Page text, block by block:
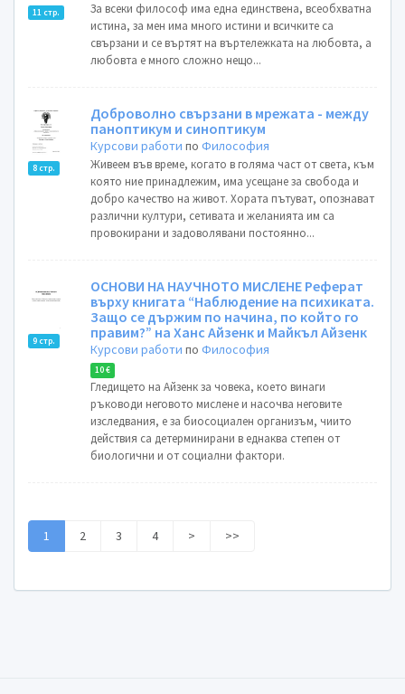
11 стр.
За всеки философ има една единствена, всеобхватна
истина, за мен има много истини и всичките са
свързани и се въртят на въртележката на любовта, а
любовта е много сложно нещо...
8 стр.
Доброволно свързани в мрежата - между
паноптикум и синоптикум
Курсови работи поФилософия
Живеем във време, когато в голяма част от света, към
която ние принадлежим, има усещане за свобода и
добро качество на живот. Хората пътуват, опознават
различни култури, сетивата и желанията им са
провокирани и задоволявани постоянно...
9 стр.
ОСНОВИ НА НАУЧНОТО МИСЛЕНЕ Реферат
върху книгата “Наблюдение на психиката.
Защо се държим по начина, по който го
правим?” на Ханс Айзенк и Майкъл Айзенк
Курсови работи поФилософия
10 €
Гледището на Айзенк за човека, което винаги
ръководи неговото мислене и насочва неговите
изследвания, е за биосоциален организъм, чиито
действия са детерминирани в еднаква степен от
биологични и от социални фактори.
1 2 3 4 > >>